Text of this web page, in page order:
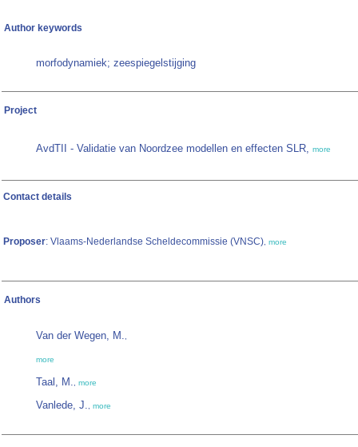
Author keywords
morfodynamiek; zeespiegelstijging
Project
AvdTII - Validatie van Noordzee modellen en effecten SLR, more
Contact details
Proposer: Vlaams-Nederlandse Scheldecommissie (VNSC), more
Authors
Van der Wegen, M.,
more
Taal, M., more
Vanlede, J., more